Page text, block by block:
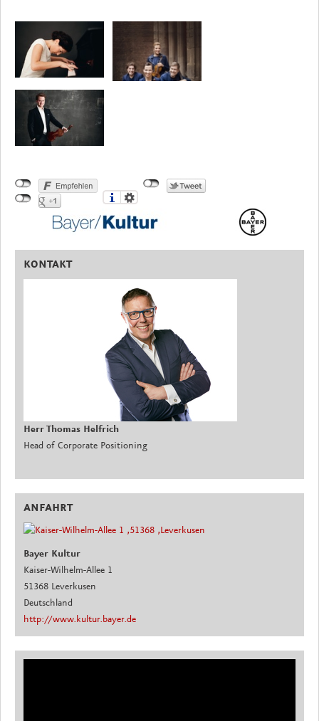
KONTAKT
Herr Thomas Helfrich
Head of Corporate Positioning
ANFAHRT
Bayer Kultur
Kaiser-Wilhelm-Allee 1
51368 Leverkusen
Deutschland
http://www.kultur.bayer.de